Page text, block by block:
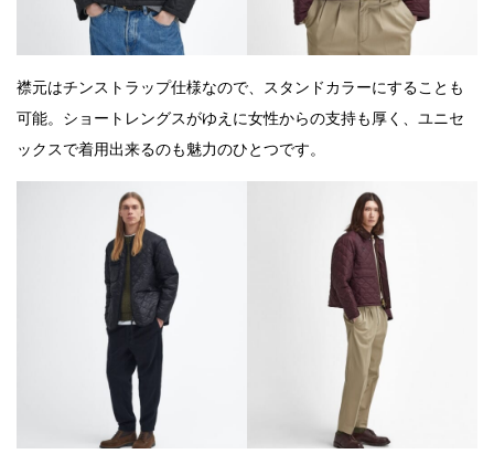
襟元はチンストラップ仕様なので、スタンドカラーにすることも
可能。ショートレングスがゆえに女性からの支持も厚く、ユニセ
ックスで着用出来るのも魅力のひとつです。